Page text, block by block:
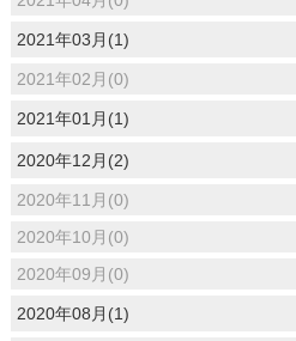
2021年03月(1)
2021年02月(0)
2021年01月(1)
2020年12月(2)
2020年11月(0)
2020年10月(0)
2020年09月(0)
2020年08月(1)